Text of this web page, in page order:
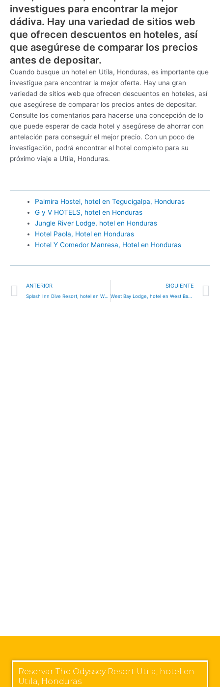
investigues para encontrar la mejor
dádiva. Hay una variedad de sitios web
que ofrecen descuentos en hoteles, así
que asegúrese de comparar los precios
antes de depositar.
Cuando busque un hotel en Utila, Honduras, es importante que
investigue para encontrar la mejor oferta. Hay una gran
variedad de sitios web que ofrecen descuentos en hoteles, así
que asegúrese de comparar los precios antes de depositar.
Consulte los comentarios para hacerse una concepción de lo
que puede esperar de cada hotel y asegúrese de ahorrar con
antelación para conseguir el mejor precio. Con un poco de
investigación, podrá encontrar el hotel completo para su
próximo viaje a Utila, Honduras.
Palmira Hostel, hotel en Tegucigalpa, Honduras
G y V HOTELS, hotel en Honduras
Jungle River Lodge, hotel en Honduras
Hotel Paola, Hotel en Honduras
Hotel Y Comedor Manresa, Hotel en Honduras
Ant
ANTERIOR
Splash Inn Dive Resort, hotel en West End, Honduras
SIGUIENTE
West Bay Lodge, hotel en West Bay, Honduras
Reservar The Odyssey Resort Utila, hotel en
Utila, Honduras